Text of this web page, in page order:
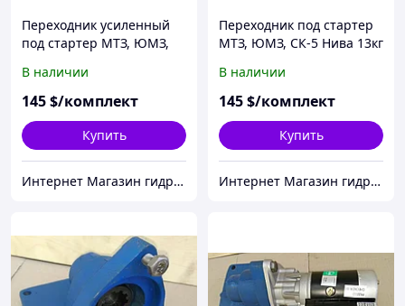
Переходник усиленный
под стартер МТЗ, ЮМЗ,
В наличии
145$/комплект
Купить
Интернет Магазин гидравлических узлов
Переходник под стартер
МТЗ, ЮМЗ, СК-5 Нива 13кг
В наличии
145$/комплект
Купить
Интернет Магазин гидравлических узлов